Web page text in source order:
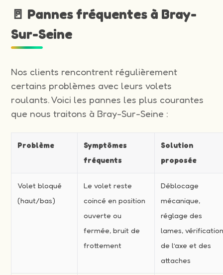
🚪 Pannes fréquentes à Bray-
Sur-Seine
Nos clients rencontrent régulièrement
certains problèmes avec leurs volets
roulants. Voici les pannes les plus courantes
que nous traitons à Bray-Sur-Seine :
Problème
Symptômes
fréquents
Solution
proposée
Volet bloqué
(haut/bas)
Le volet reste
coincé en position
ouverte ou
fermée, bruit de
frottement
Déblocage
mécanique,
réglage des
lames,
de l’axe et des
attaches